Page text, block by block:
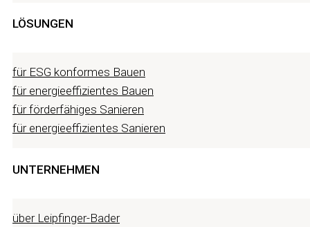
LÖSUNGEN
für ESG konformes Bauen
für energieeffizientes Bauen
für förderfähiges Sanieren
für energieeffizientes Sanieren
UNTERNEHMEN
über Leipfinger-Bader